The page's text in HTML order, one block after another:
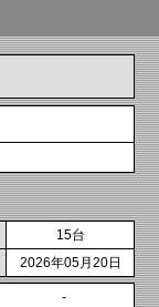
15台
2026年05月20日
-